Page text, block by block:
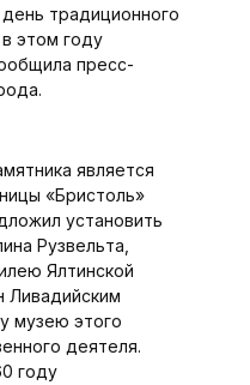
традиционного
этом году
пресс-
является
«Бристоль»
установить
Рузвельта,
Ялтинской
Ливадийским
музею этого
деятеля.
году